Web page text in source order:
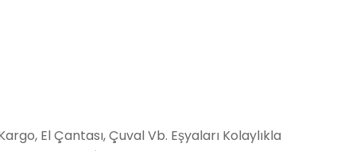
El Çantası, Çuval Vb. Eşyaları Kolaylıkla